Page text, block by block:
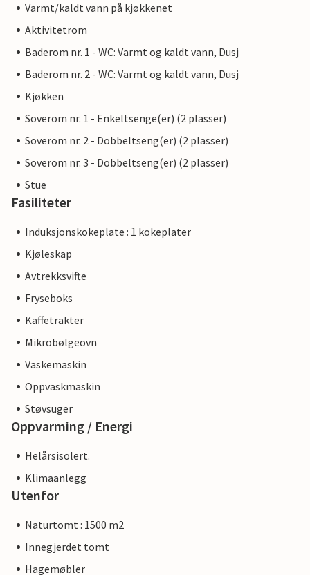
Varmt/kaldt vann på kjøkkenet
Aktivitetrom
Baderom nr. 1 - WC: Varmt og kaldt vann, Dusj
Baderom nr. 2 - WC: Varmt og kaldt vann, Dusj
Kjøkken
Soverom nr. 1 - Enkeltsenge(er) (2 plasser)
Soverom nr. 2 - Dobbeltseng(er) (2 plasser)
Soverom nr. 3 - Dobbeltseng(er) (2 plasser)
Stue
Fasiliteter
Induksjonskokeplate : 1 kokeplater
Kjøleskap
Avtrekksvifte
Fryseboks
Kaffetrakter
Mikrobølgeovn
Vaskemaskin
Oppvaskmaskin
Støvsuger
Oppvarming / Energi
Helårsisolert.
Klimaanlegg
Utenfor
Naturtomt : 1500 m2
Innegjerdet tomt
Hagemøbler